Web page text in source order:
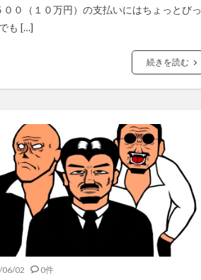
００（１０万円）の支払いにはちょっとびっ
も […]
続きを読む
02 0件